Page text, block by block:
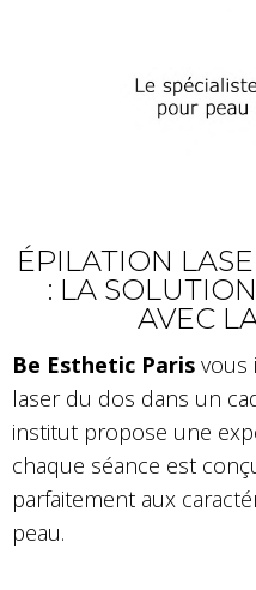
ÉPILATION
: LA
AVEC
Be Esthetic Paris vous
laser du dos dans un
institut propose une
chaque séance est
parfaitement aux
peau.